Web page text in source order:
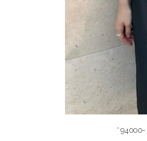
*94000-